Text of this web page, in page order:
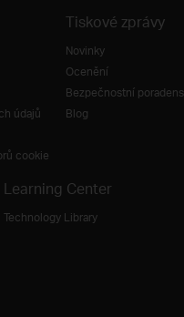
údajů
cookie
Tiskové zprávy
Novinky
Ocenění
Bezpečnostní
Blog
Learning Center
Technology Library